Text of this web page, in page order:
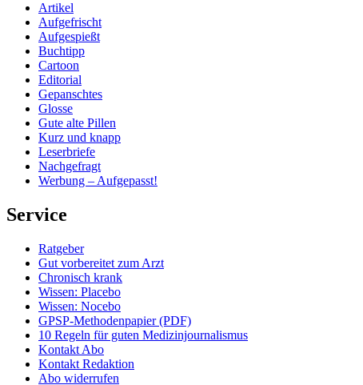
Artikel
Aufgefrischt
Aufgespießt
Buchtipp
Cartoon
Editorial
Gepanschtes
Glosse
Gute alte Pillen
Kurz und knapp
Leserbriefe
Nachgefragt
Werbung – Aufgepasst!
Service
Ratgeber
Gut vorbereitet zum Arzt
Chronisch krank
Wissen: Placebo
Wissen: Nocebo
GPSP-Methodenpapier (PDF)
10 Regeln für guten Medizinjournalismus
Kontakt Abo
Kontakt Redaktion
Abo widerrufen